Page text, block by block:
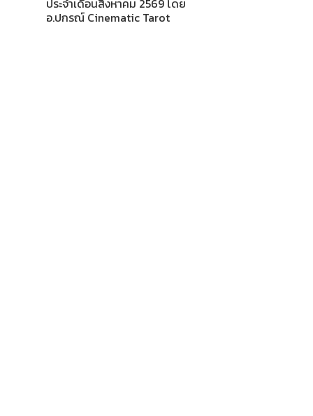
ประจำเดือนสิงหาคม 2569 โดย
อ.ปกรณ์ Cinematic Tarot